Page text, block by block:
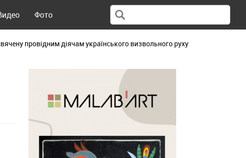
Фото
провідним діячам українського визвольного руху